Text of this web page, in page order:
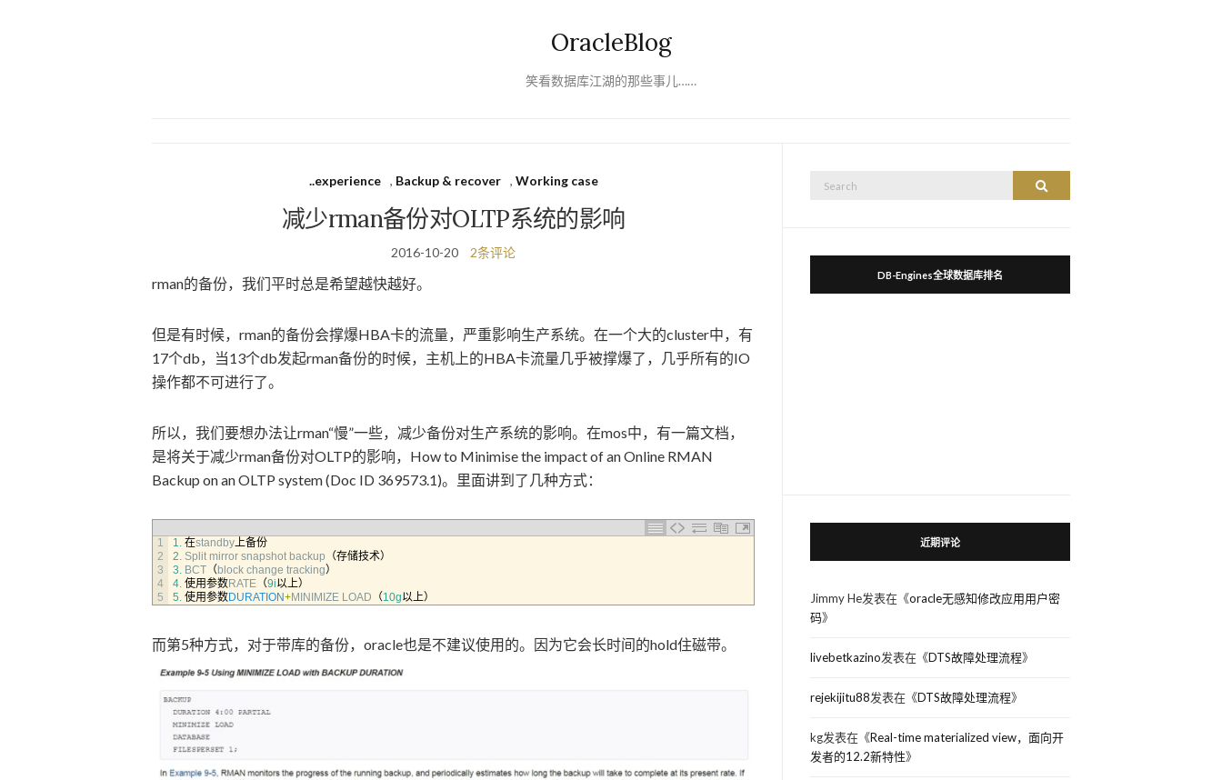
OracleBlog
笑看数据库江湖的那些事儿……
..experience , Backup & recover , Working case
减少rman备份对OLTP系统的影响
2016-10-20 2条评论
rman的备份，我们平时总是希望越快越好。
但是有时候，rman的备份会撑爆HBA卡的流量，严重影响生产系统。在一个大的cluster中，有
17个db，当13个db发起rman备份的时候，主机上的HBA卡流量几乎被撑爆了，几乎所有的IO
操作都不可进行了。
所以，我们要想办法让rman“慢”一些，减少备份对生产系统的影响。在mos中，有一篇文档，
是将关于减少rman备份对OLTP的影响，How to Minimise the impact of an Online RMAN
Backup on an OLTP system (Doc ID 369573.1)。里面讲到了几种方式：
1
2
3
4
5
1. 在standby上备份
2. Split mirror snapshot backup （存储技术）
3. BCT （block change tracking）
4. 使用参数RATE （9i以上）
5. 使用参数DURATION+MINIMIZE LOAD （10g以上）
而第5种方式，对于带库的备份，oracle也是不建议使用的。因为它会长时间的hold住磁带。
Search
DB-Engines全球数据库排名
近期评论
Jimmy He发表在《oracle无感知修改应用用户密
码》
livebetkazino发表在《DTS故障处理流程》
rejekijitu88发表在《DTS故障处理流程》
kg发表在《Real-time materialized view，面向开
发者的12.2新特性》